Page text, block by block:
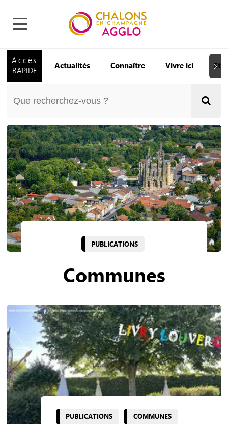
Accès
RAPIDE
Actualités Connaître Vivre ici
PUBLICATIONS
Communes
PUBLICATIONS COMMUNES